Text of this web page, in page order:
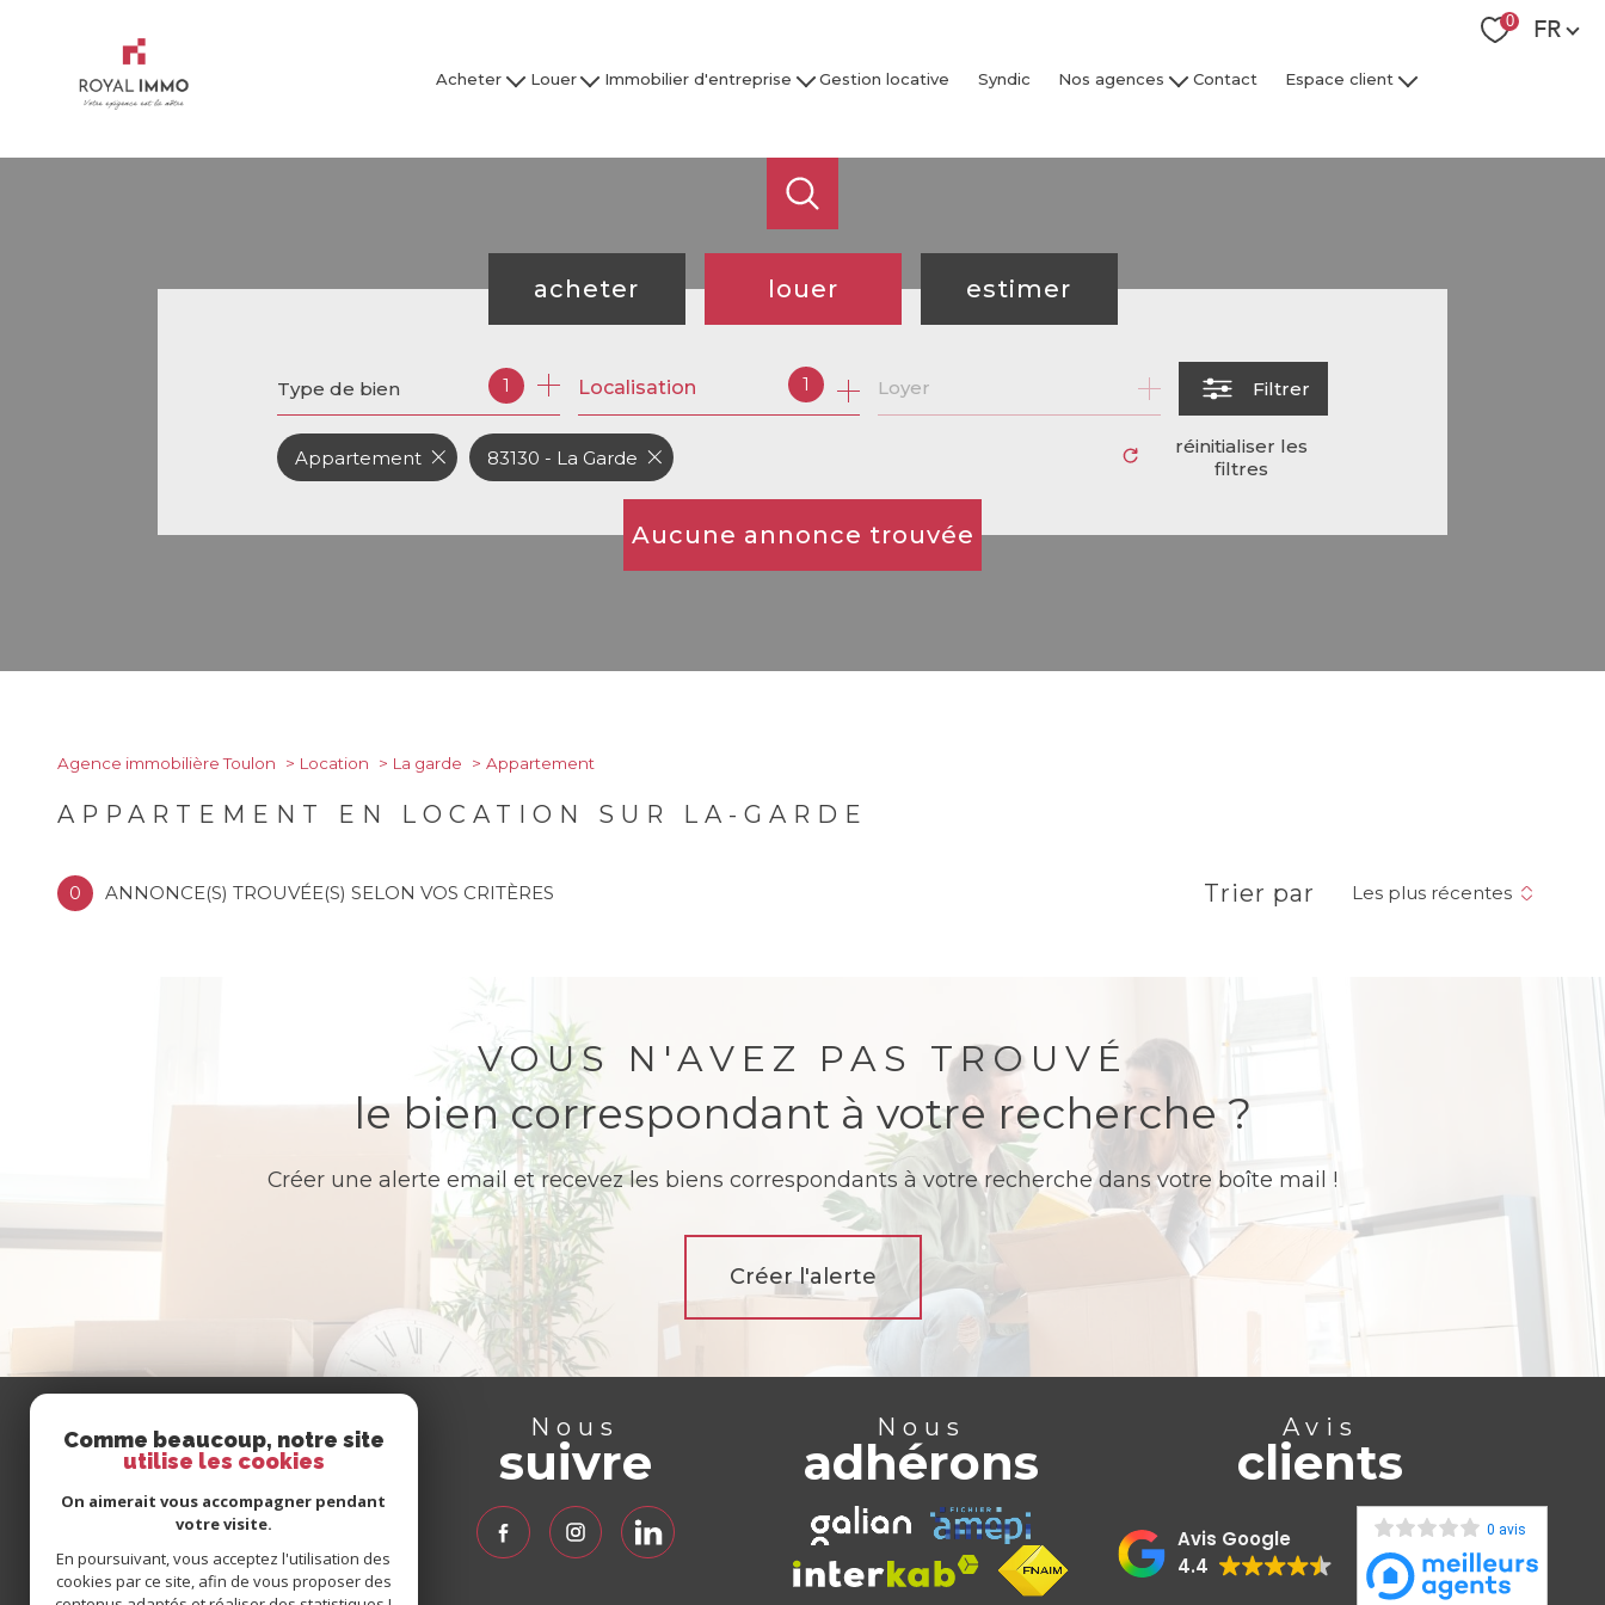
0 FR
Acheter
Appartement
Tous nos biens
Louer
Appartement
Tous nos biens
Immobilier d'entreprise
Louer
Vendre / Faire Gérer
Gestion locative Syndic Nos agences Contact Espace client
Espace Client Gestion Locative
acheter
de l'ancien
de l'immo pro
louer
à l'année
de l'immo pro
estimer
Type de bien 1 1
Localisation Loyer Filtrer
Aucune annonce trouvée
Appartement 83130 - La Garde
réinitialiser les
filtres
Agence immobilière Toulon Location La garde Appartement
APPARTEMENT EN LOCATION SUR LA-GARDE
0 ANNONCE(S) TROUVÉE(S) SELON VOS CRITÈRES Trier par Les plus récentes
VOUS N'AVEZ PAS TROUVÉ
le bien correspondant à votre recherche ?
Créer une alerte email et recevez les biens correspondants à votre recherche dans votre boîte mail !
Créer l'alerte
connecter
espace propriétaire
espace client syndic
espace client gestion
Nous
suivre
Nous
adhérons
Avis
clients
Avis Google
4.4
0 avis
Comme beaucoup, notre site
utilise les cookies
On aimerait vous accompagner pendant
votre visite.
En poursuivant, vous acceptez l'utilisation des
cookies par ce site, afin de vous proposer des